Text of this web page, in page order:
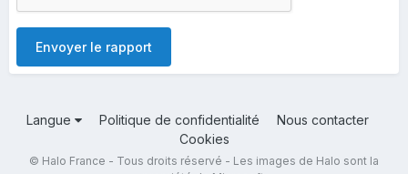
Envoyer le rapport
Langue Politique de confidentialité
Nous contacter
Cookies
© Halo France - Tous droits réservé - Les images de Halo sont la